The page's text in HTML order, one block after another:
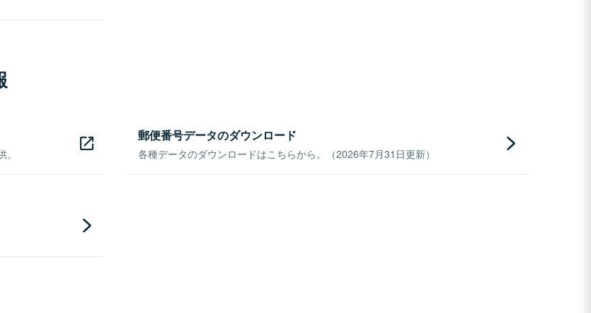
郵便番号データのダウンロード
各種データのダウンロードはこちらから。（2026年7月31日更新）